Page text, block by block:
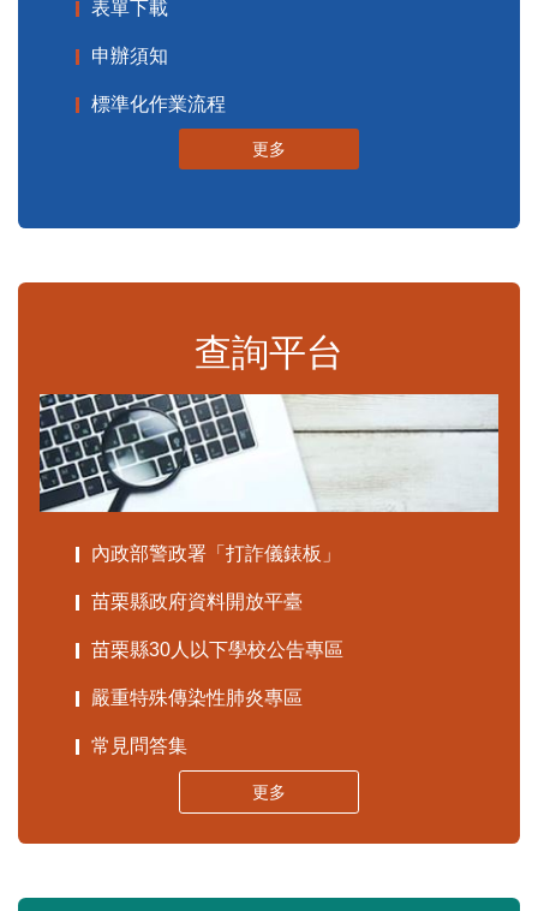
表單下載
申辦須知
標準化作業流程
更多
查詢平台
內政部警政署「打詐儀錶板」
苗栗縣政府資料開放平臺
苗栗縣30人以下學校公告專區
嚴重特殊傳染性肺炎專區
常見問答集
更多